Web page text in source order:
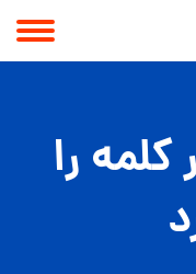
هزار کلمه را